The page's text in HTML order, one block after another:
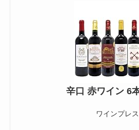
辛口 赤ワイン 6
ワインプレス